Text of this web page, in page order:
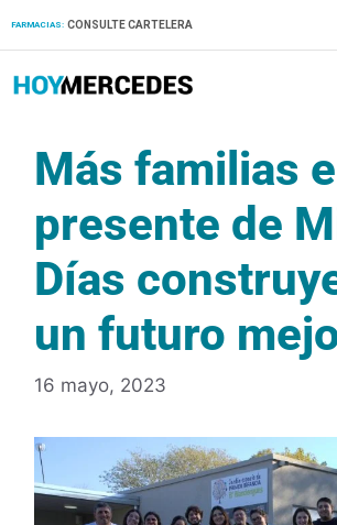
FARMACIAS: CONSULTE CARTELERA
Más familias
presente de
Días
un futuro
16 mayo, 2023